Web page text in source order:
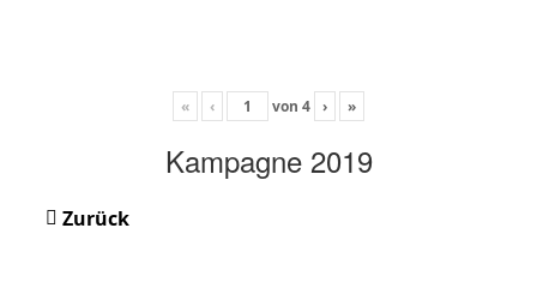
« ‹ von 4 › »
Kampagne 2019
Zurück